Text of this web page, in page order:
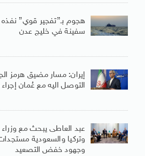
هجوم بـ”تفجير قوي”
سفينة في خليج عدن
إيران: مسار مضيق هرمز
التوصل اليه مع عُمان
عبد العاطى يبحث مع وزراء
وتركيا والسعودية
وجهود خفض التصعيد